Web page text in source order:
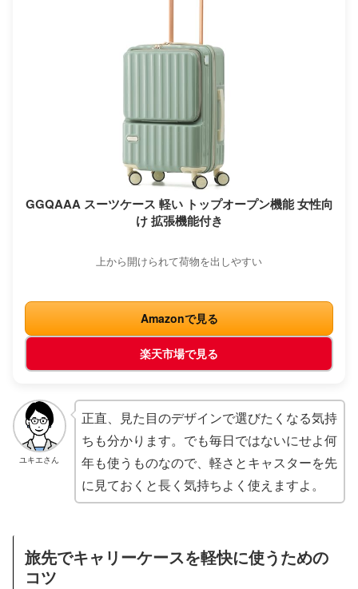
GGQAAA スーツケース 軽い トップオープン機能 女性向
け 拡張機能付き
上から開けられて荷物を出しやすい
Amazonで見る
楽天市場で見る
ユキエさん
正直、見た目のデザインで選びたくなる気持
ちも分かります。でも毎日ではないにせよ何
年も使うものなので、軽さとキャスターを先
に見ておくと長く気持ちよく使えますよ。
旅先でキャリーケースを軽快に使うための
コツ